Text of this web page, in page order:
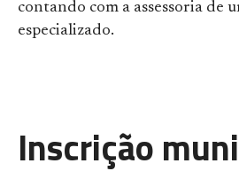
contando com a assessoria de
especializado.
Inscrição